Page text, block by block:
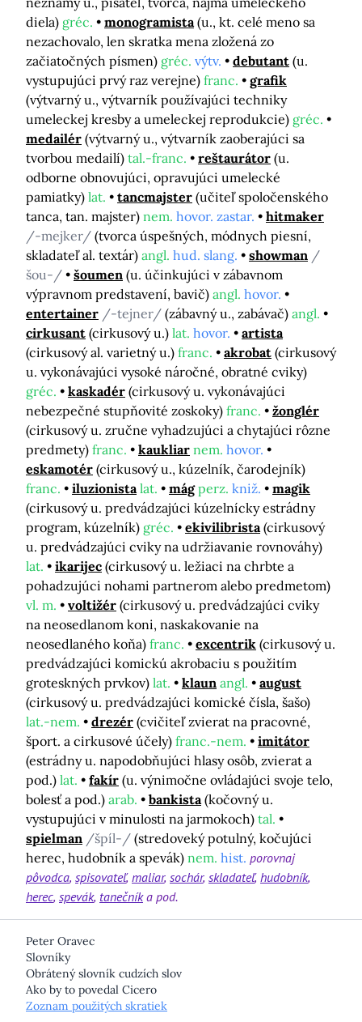
diela) gréc. monogramista (u., kt. celé meno sa
nezachovalo, len skratka mena zložená zo
začiatočných písmen) gréc. výtv. debutant (u.
vystupujúci prvý raz verejne) franc.
grafik
(výtvarný u., výtvarník používajúci techniky
umeleckej kresby a umeleckej reprodukcie) gréc.
medailér (výtvarný u., výtvarník zaoberajúci sa
tvorbou medailí) tal.-franc. reštaurátor (u.
odborne obnovujúci, opravujúci umelecké
pamiatky) lat. tancmajster (učiteľ spoločenského
tanca, tan. majster) nem. hovor. zastar.
hitmaker
/-mejker/ (tvorca úspešných, módnych piesní,
skladateľ al. textár) angl. hud. slang. showman /
šou-/
šoumen (u. účinkujúci v zábavnom
výpravnom predstavení, bavič) angl. hovor.
entertainer /-tejner/ (zábavný u., zabávač) angl.
cirkusant (cirkusový u.) lat. hovor.
artista
(cirkusový al. varietný u.) franc. akrobat (cirkusový
u. vykonávajúci vysoké náročné, obratné cviky)
gréc.
kaskadér (cirkusový u. vykonávajúci
nebezpečné stupňovité zoskoky) franc.
žonglér
(cirkusový u. zručne vyhadzujúci a chytajúci rôzne
predmety) franc. kaukliar nem. hovor.
eskamotér (cirkusový u., kúzelník, čarodejník)
franc.
iluzionista lat. mág perz. kniž.
magik
(cirkusový u. predvádzajúci kúzelnícky estrádny
program, kúzelník) gréc. ekivilibrista (cirkusový
u. predvádzajúci cviky na udržiavanie rovnováhy)
lat.
ikarijec (cirkusový u. ležiaci na chrbte a
pohadzujúci nohami partnerom alebo predmetom)
vl. m.
voltižér (cirkusový u. predvádzajúci cviky
na neosedlanom koni, naskakovanie na
neosedlaného koňa) franc. excentrik (cirkusový u.
predvádzajúci komickú akrobaciu s použitím
groteskných prvkov) lat. klaun angl.
august
(cirkusový u. predvádzajúci komické čísla, šašo)
lat.-nem.
drezér (cvičiteľ zvierat na pracovné,
šport. a cirkusové účely) franc.-nem.
imitátor
(estrádny u. napodobňujúci hlasy osôb, zvierat a
pod.) lat. fakír (u. výnimočne ovládajúci svoje telo,
bolesť a pod.) arab. bankista (kočovný u.
vystupujúci v minulosti na jarmokoch) tal.
spielman /špíl-/ (stredoveký potulný, kočujúci
herec, hudobník a spevák) nem. hist. porovnaj
pôvodca spisovateľ maliar sochár skladateľ hudobník
herec spevák tanečník a pod.
Peter Oravec
Slovníky
Obrátený slovník cudzích slov
Ako by to povedal Cicero
Zoznam použitých skratiek